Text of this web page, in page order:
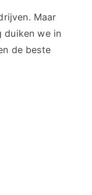
Maar
duiken we in
de beste